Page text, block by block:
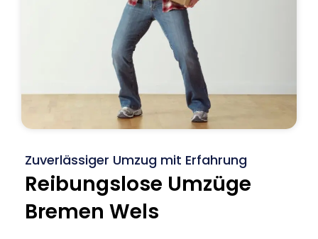
Zuverlässiger Umzug mit Erfahrung
Reibungslose Umzüge
Bremen Wels